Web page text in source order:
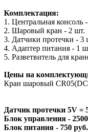
Комплектация:
1. Центральная консоль
2. Шаровый кран - 2 шт.
3. Датчики протечки - 3
4. Адаптер питания - 1
5. Разветвитель для
Цены на
Кран шаровый
D20 =
D15 =
Датчик протечки 5V =
Блок управления -
Блок питания - 750 руб.